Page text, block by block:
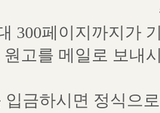
300페이지까지가
원고를 메일로 보내
입금하시면 정식으